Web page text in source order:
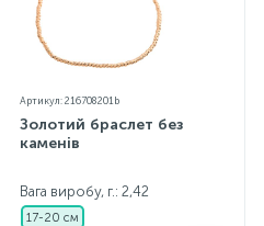
Артикул: 216708201b
Золотий браслет без
каменів
Вага виробу, г.: 2,42
17-20 см